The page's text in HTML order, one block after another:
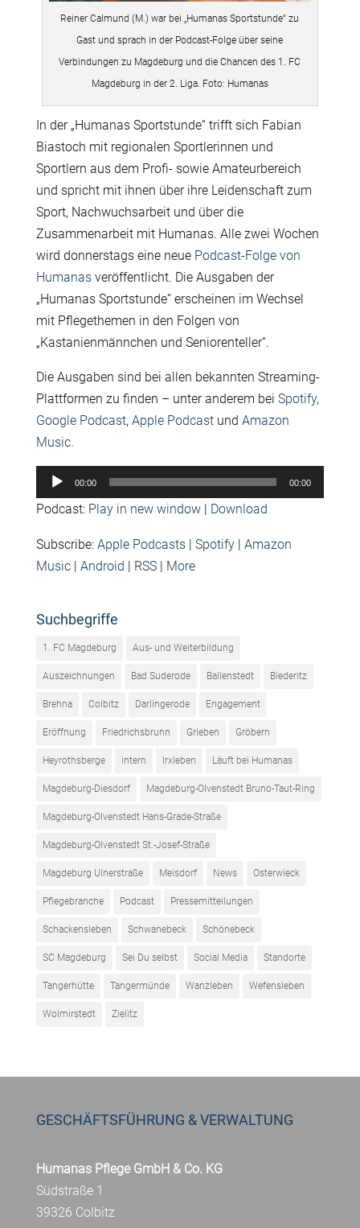
Reiner Calmund (M.) war bei „Humanas Sportstunde“ zu
Gast und sprach in der Podcast-Folge über seine
Verbindungen zu Magdeburg und die Chancen des 1. FC
Magdeburg in der 2. Liga. Foto: Humanas
In der „Humanas Sportstunde“ trifft sich Fabian
Biastoch mit regionalen Sportlerinnen und
Sportlern aus dem Profi- sowie Amateurbereich
und spricht mit ihnen über ihre Leidenschaft zum
Sport, Nachwuchsarbeit und über die
Zusammenarbeit mit Humanas. Alle zwei Wochen
wird donnerstags eine neue Podcast-Folge von
Humanasveröffentlicht. Die Ausgaben der
„Humanas Sportstunde“ erscheinen im Wechsel
mit Pflegethemen in den Folgen von
„Kastanienmännchen und Seniorenteller“.
Die Ausgaben sind bei allen bekannten Streaming-
Plattformen zu finden – unter anderem bei Spotify,
Google Podcast, Apple Podcastund Amazon
Music.
Audio-
Player
00:00 00:00
Podcast: Play in new window| Download
Subscribe: Apple Podcasts| Spotify| Amazon
Music| Android | RSS| More
Suchbegriffe
1. FC Magdeburg Aus- und Weiterbildung
Auszeichnungen Bad Suderode Ballenstedt Biederitz
Brehna Colbitz Darlingerode Engagement
Eröffnung Friedrichsbrunn Grieben Gröbern
Heyrothsberge intern Irxleben Läuft bei Humanas
Magdeburg-Diesdorf Magdeburg-Olvenstedt Bruno-Taut-Ring
Magdeburg-Olvenstedt Hans-Grade-Straße
Magdeburg-Olvenstedt St.-Josef-Straße
Magdeburg Ulnerstraße Meisdorf News Osterwieck
Pflegebranche Podcast Pressemitteilungen
Schackensleben Schwanebeck Schönebeck
SC Magdeburg Sei Du selbst Social Media Standorte
Tangerhütte Tangermünde Wanzleben Wefensleben
Wolmirstedt Zielitz
GESCHÄFTSFÜHRUNG & VERWALTUNG
Humanas Pflege GmbH & Co. KG
Südstraße 1
39326 Colbitz